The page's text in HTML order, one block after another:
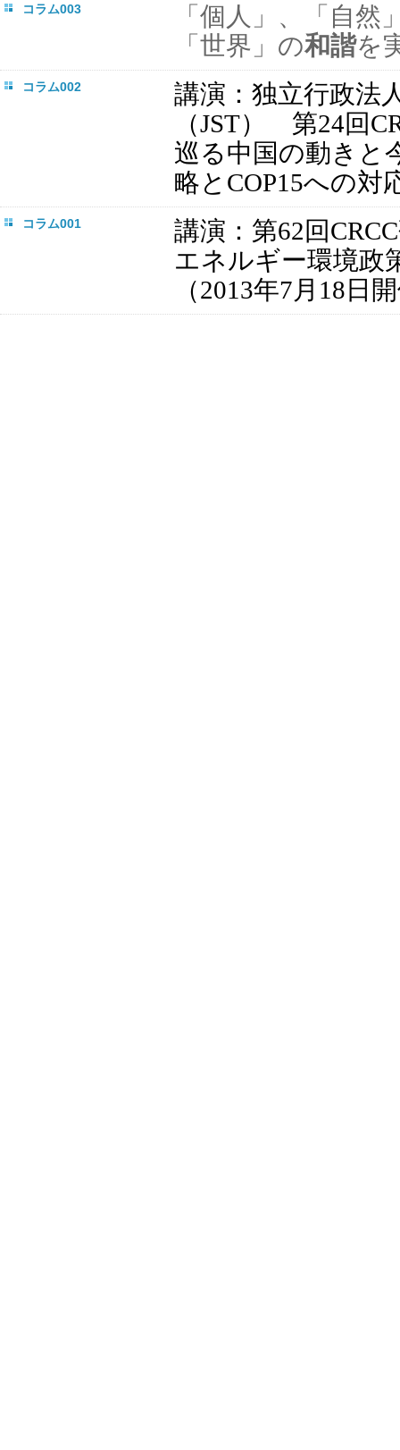
コラム003
「個人」、「自然
「世界」の和諧を
コラム002 講演： 独立行政法
（JST） 第24回
巡る中国の動きと
略と COP15への対
コラム001 講演：第62回CRCC
エネルギー環境
（2013年7月 18 日